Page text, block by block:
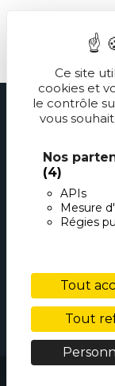
Ce site
cookies et
le contrôle
vous
Nos
(4)
APIs
Mesure
Régies
Tout
Tout